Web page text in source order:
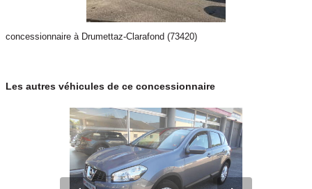
concessionnaire à Drumettaz-Clarafond (73420)
Les autres véhicules de ce concessionnaire